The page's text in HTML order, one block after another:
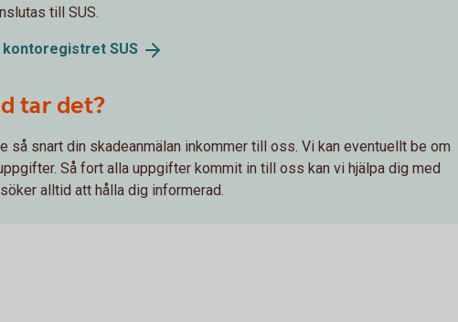
till SUS.
kontoregistret SUS
tar det?
så snart din skadeanmälan inkommer till oss. Vi kan eventuellt be om
Så fort alla uppgifter kommit in till oss kan vi hjälpa dig med
alltid att hålla dig informerad.